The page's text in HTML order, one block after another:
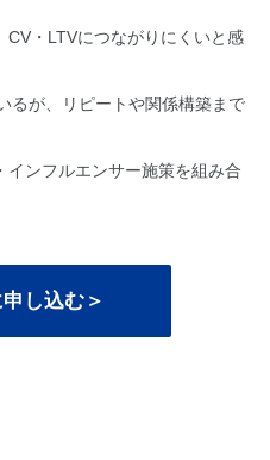
・LTVにつながりにくいと感
るが、リピートや関係構築まで
ンフルエンサー施策を組み合
し込む＞